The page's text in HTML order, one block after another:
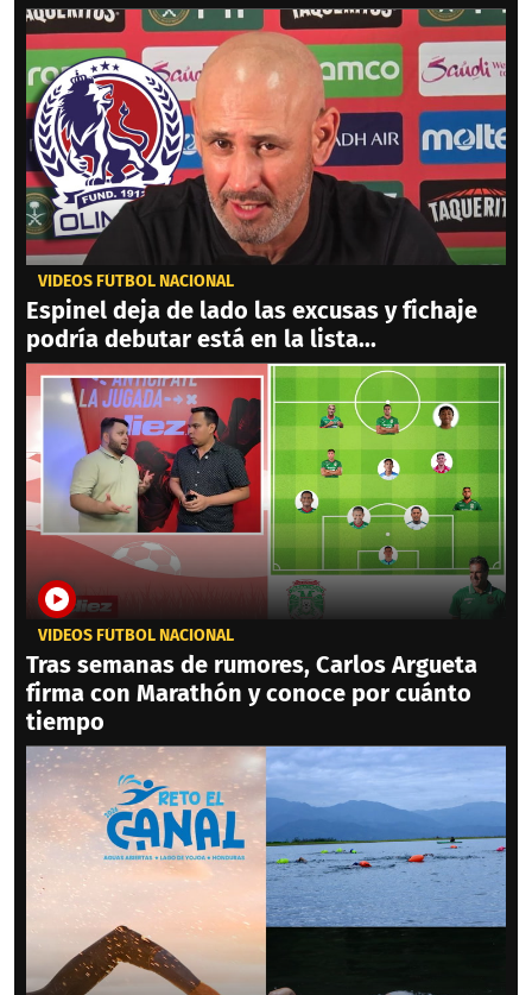
VIDEOS FÚTBOL NACIONAL
Espinel deja de lado las excusas y fichaje
podría debutar está en la lista...
VIDEOS FÚTBOL NACIONAL
Tras semanas de rumores, Carlos Argueta
firma con Marathón y conoce por cuánto
tiempo